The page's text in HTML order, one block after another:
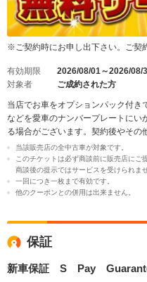
※ご契約時にお申し出下さい。ご契
有効期限
2026/08/01～2026/08/
対象者
ご成約された方
当店でお車をオプションパック付き
などを愛車のナンバープレートに
る場合がございます。契約後やその
当該販売店の全中古車が対象です。
このチケットは必ず商談前に販売店にご
商談後の提示ではサービスを受けられませ
一回につき一枚まで有効です。
他のクーポンとの併用は出来ません。
保証
新車保証 S Pay